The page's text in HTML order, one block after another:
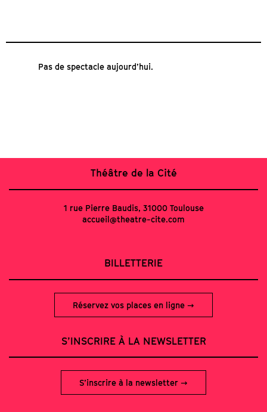
Pas de spectacle aujourd’hui.
Théâtre de la Cité
1 rue Pierre Baudis, 31000 Toulouse
accueil@theatre-cite.com
BILLETTERIE
Réservez vos places en ligne
S’INSCRIRE À LA NEWSLETTER
S’inscrire à la newsletter